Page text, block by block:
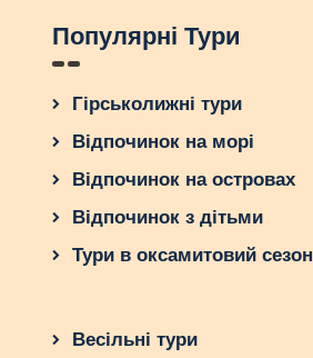
Популярні Тури
Гірськолижні тури
Відпочинок на морі
Відпочинок на островах
Відпочинок з дітьми
Тури в оксамитовий сезон
Весільні тури